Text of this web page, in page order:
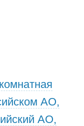
АО,
АО,